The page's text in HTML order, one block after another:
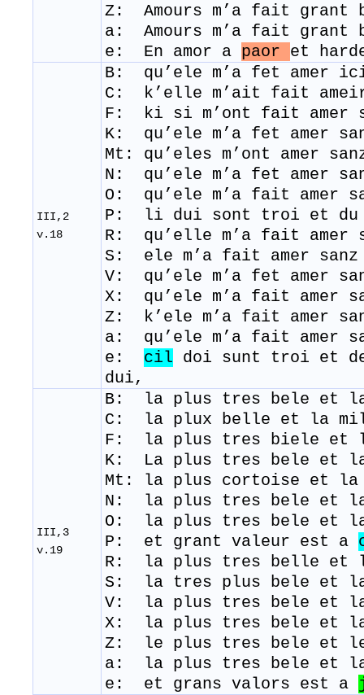
Z: Amours m’a fait
a: Amours m’a fait
e: En amor a paor et
III,2
v.18
B: qu’ele m’a fet amer
C: k’elle m’ait fait
F: ki si m’ont fait amer
K: qu’ele m’a fet amer
Mt: qu’eles m’ont amer
N: qu’ele m’a fet amer
O: qu’ele m’a fait amer
P: li dui sont troi et
R: qu’elle m’a fait amer
S: ele m’a fait amer
V: qu’ele m’a fet amer
X: qu’ele m’a fait amer
Z: k’ele m’a fait amer
a: qu’ele m’a fait amer
e: cil doi sunt troi et
dui,
III,3
v.19
B: la plus tres bele et
C: la plux belle et la
F: la plus tres biele et
K: La plus tres bele et
Mt: la plus cortoise et
N: la plus tres bele et
O: la plus tres bele et
P: et grant valeur est a
R: la plus tres belle et
​S : la tres plus bele et
V: la plus tres bele et
X: la plus tres bele et
Z: le plus tres bele et
a: la plus tres bele et
e: et grans valors est a